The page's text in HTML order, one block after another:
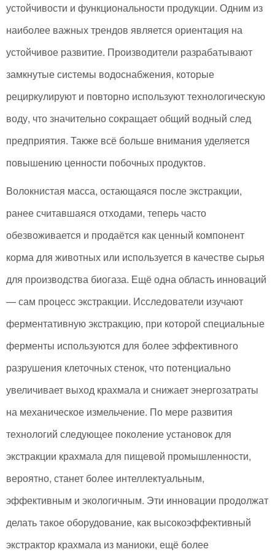
устойчивости и функциональности продукции. Одним из
наиболее важных трендов является ориентация на
устойчивое развитие. Производители разрабатывают
замкнутые системы водоснабжения, которые
рециркулируют и повторно используют технологическую
воду, что значительно сокращает общий водный след
предприятия. Также всё больше внимания уделяется
повышению ценности побочных продуктов.
Волокнистая масса, остающаяся после экстракции,
ранее считавшаяся отходами, теперь часто
обезвоживается и продаётся как ценный компонент
корма для животных или используется в качестве сырья
для производства биогаза. Ещё одна область инноваций
— сам процесс экстракции. Исследователи изучают
ферментативную экстракцию, при которой специальные
ферменты используются для более эффективного
разрушения клеточных стенок, что потенциально
увеличивает выход крахмала и снижает энергозатраты
на механическое измельчение. По мере развития
технологий следующее поколение установок для
экстракции крахмала для пищевой промышленности,
вероятно, станет более интеллектуальным,
эффективным и экологичным. Эти инновации продолжат
делать такое оборудование, как высокоэффективный
экстрактор крахмала из маниоки, ещё более